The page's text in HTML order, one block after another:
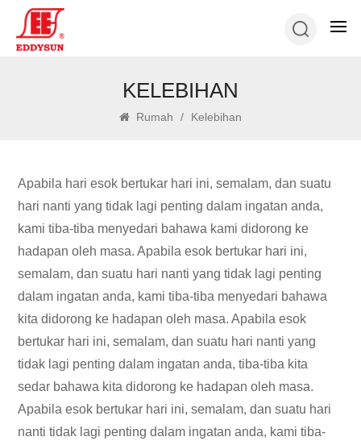
KELEBIHAN
Rumah / Kelebihan
Apabila hari esok bertukar hari ini, semalam, dan suatu
hari nanti yang tidak lagi penting dalam ingatan anda,
kami tiba-tiba menyedari bahawa kami didorong ke
hadapan oleh masa. Apabila esok bertukar hari ini,
semalam, dan suatu hari nanti yang tidak lagi penting
dalam ingatan anda, kami tiba-tiba menyedari bahawa
kita didorong ke hadapan oleh masa. Apabila esok
bertukar hari ini, semalam, dan suatu hari nanti yang
tidak lagi penting dalam ingatan anda, tiba-tiba kita
sedar bahawa kita didorong ke hadapan oleh masa.
Apabila esok bertukar hari ini, semalam, dan suatu hari
nanti tidak lagi penting dalam ingatan anda, kami tiba-